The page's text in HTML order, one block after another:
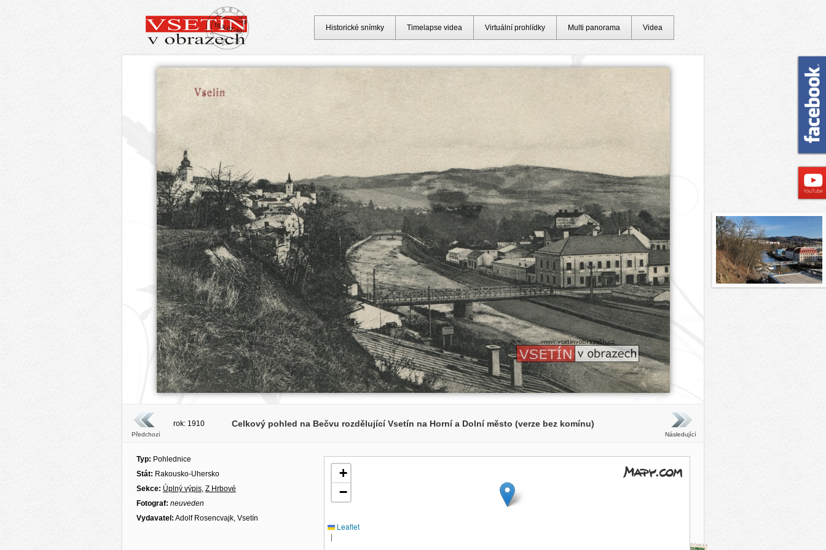
Předchozí
rok: 1910 Celkový pohled na Bečvu rozdělující Vsetín na Horní a Dolní město (verze bez komínu)
Následující
Typ: Pohlednice
Stát: Rakousko-Uhersko
Sekce: Úplný výpis, Z Hrbové
Fotograf: neuveden
Vydavatel: Adolf Rosencvajk, Vsetín
+
−
Leaflet
|
Historické snímky Timelapse videa Virtuální prohlídky Multi panorama Videa